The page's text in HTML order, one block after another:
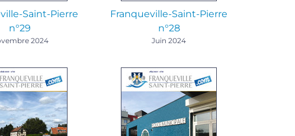
Saint-Pierre
n°29
2024
Franqueville-Saint-Pierre
n°28
Juin 2024